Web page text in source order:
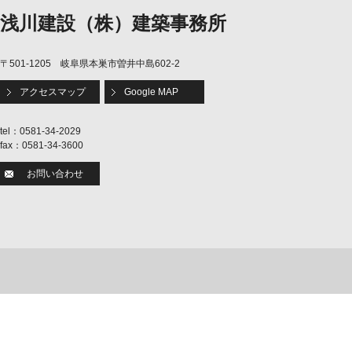
浅川建設（株）建築事務所
〒501-1205 岐阜県本巣市曽井中島602-2
アクセスマップ Google MAP
tel：0581-34-2029
fax：0581-34-3600
お問い合わせ